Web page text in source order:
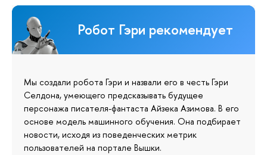
Робот Гэри рекомендует
Мы создали робота Гэри и назвали его в честь Гэри
Селдона, умеющего предсказывать будущее
персонажа писателя-фантаста Айзека Азимова. В его
основе модель машинного обучения. Она подбирает
новости, исходя из поведенческих метрик
пользователей на портале Вышки.